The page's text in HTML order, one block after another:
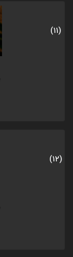
(11)
(12)